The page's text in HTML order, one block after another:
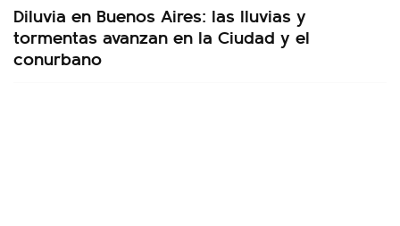
Diluvia en Buenos Aires: las lluvias y
tormentas avanzan en la Ciudad y el
conurbano